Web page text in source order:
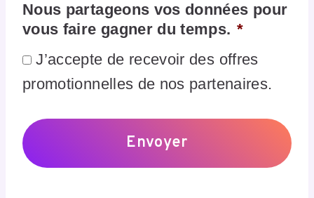
Nous partageons vos données pour
vous faire gagner du temps. *
J’accepte de recevoir des offres
promotionnelles de nos partenaires.